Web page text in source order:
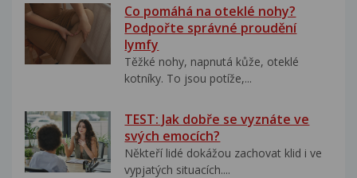
Co pomáhá na oteklé nohy?
Podpořte správné proudění
lymfy
Těžké nohy, napnutá kůže, oteklé
kotníky. To jsou potíže,...
TEST: Jak dobře se vyznáte ve
svých emocích?
Někteří lidé dokážou zachovat klid i ve
vypjatých situacích....